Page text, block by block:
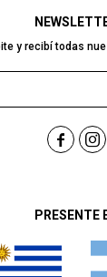
PRESENTE
y recibí todas
 